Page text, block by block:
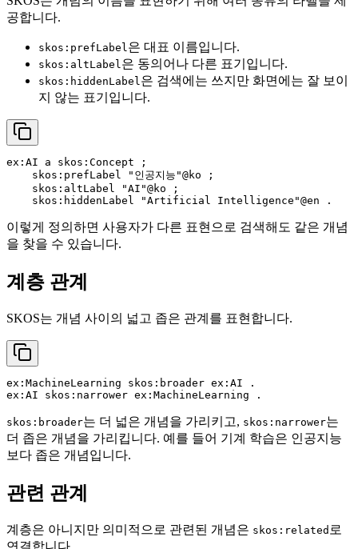
공합니다.
skos:prefLabel은 대표 이름입니다.
skos:altLabel은 동의어나 다른 표기입니다.
skos:hiddenLabel은 검색에는 쓰지만 화면에는 잘 보이
지 않는 표기입니다.
ex:AI a skos:Concept ;
    skos:prefLabel "인공지능"@ko ;
    skos:altLabel "AI"@ko ;
이렇게 정의하면 사용자가 다른 표현으로 검색해도 같은 개념
을 찾을 수 있습니다.
계층 관계
SKOS는 개념 사이의 넓고 좁은 관계를 표현합니다.
ex:MachineLearning skos:broader ex:AI .
skos:broader는 더 넓은 개념을 가리키고, skos:narrower는
더 좁은 개념을 가리킵니다. 예를 들어 기계 학습은 인공지능
보다 좁은 개념입니다.
관련 관계
계층은 아니지만 의미적으로 관련된 개념은 skos:related 로
연결합니다.